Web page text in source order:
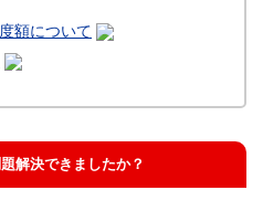
額について
解決できましたか？